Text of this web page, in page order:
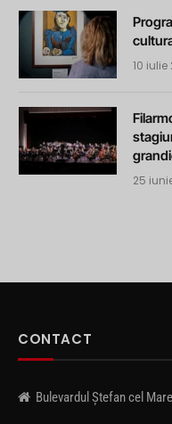
10 iulie
25
CONTACT
Bulevardul Ștefan cel